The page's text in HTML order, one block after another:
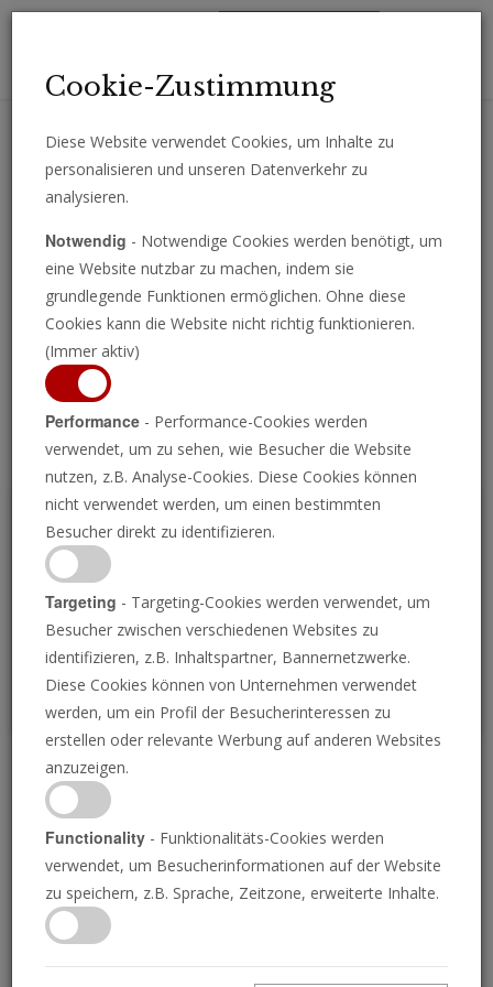
Erhalten Sie wichtige Analysen, Kommentare und Nachrichten
Programm ansehen
P
Henoch – der Siebte von
Adam
12.05.2023 • 23 Minuten
Ein Vers in Judas verwirrt die Bibelexperten.
Erfahren Sie, was er bedeutet – und wie er so
Cookie-Zustimmung
Diese Website verwendet Cookies, um Inhalte zu
personalisieren und unseren Datenverkehr zu
analysieren.
Notwendig - Notwendige Cookies werden benötigt, um
eine Website nutzbar zu machen, indem sie
grundlegende Funktionen ermöglichen. Ohne diese
Cookies kann die Website nicht richtig funktionieren.
(Immer aktiv)
Performance - Performance-Cookies werden
verwendet, um zu sehen, wie Besucher die Website
nutzen, z.B. Analyse-Cookies. Diese Cookies können
nicht verwendet werden, um einen bestimmten
Besucher direkt zu identifizieren.
Targeting - Targeting-Cookies werden verwendet, um
Besucher zwischen verschiedenen Websites zu
identifizieren, z.B. Inhaltspartner, Bannernetzwerke.
Diese Cookies können von Unternehmen verwendet
werden, um ein Profil der Besucherinteressen zu
erstellen oder relevante Werbung auf anderen Websites
anzuzeigen.
Functionality - Funktionalitäts-Cookies werden
verwendet, um Besucherinformationen auf der Website
zu speichern, z.B. Sprache, Zeitzone, erweiterte Inhalte.